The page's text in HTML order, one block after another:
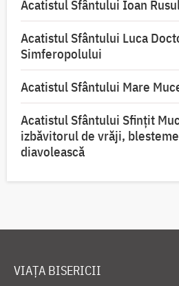
Acatistul Sfântului Ioan
Acatistul Sfântului Luca
Simferopolului
Acatistul Sfântului Mare
Acatistul Sfântului Sfințit
izbăvitorul de vrăji,
diavolească
VIAȚA BISERICII